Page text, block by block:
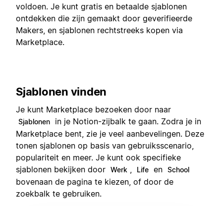
voldoen. Je kunt gratis en betaalde sjablonen
ontdekken die zijn gemaakt door geverifieerde
Makers, en sjablonen rechtstreeks kopen via
Marketplace.
Sjablonen vinden
Je kunt Marketplace bezoeken door naar
Sjablonen
in je Notion-zijbalk te gaan. Zodra je in
Marketplace bent, zie je veel aanbevelingen. Deze
tonen sjablonen op basis van gebruiksscenario,
populariteit en meer. Je kunt ook specifieke
sjablonen bekijken door Werk , Life en School
bovenaan de pagina te kiezen, of door de
zoekbalk te gebruiken.